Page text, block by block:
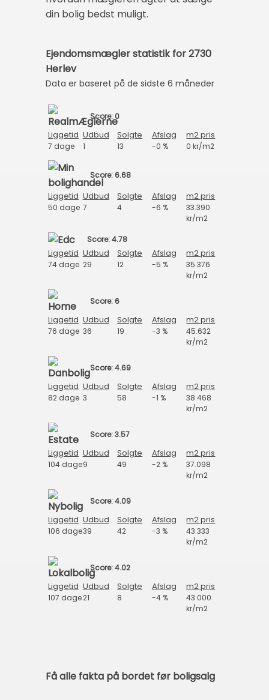
din bolig bedst muligt.
Ejendomsmægler statistik for 2730
Herlev
Data er baseret på de sidste 6 måneder
Score: 0
Liggetid Udbud Solgte Afslag m2 pris
7 dage 1 13 -0 % 0 kr/m2
Score: 6.68
Liggetid Udbud Solgte Afslag m2 pris
50 dage 7 4 -6 %
33.390
kr/m2
Score: 4.78
Liggetid Udbud Solgte Afslag m2 pris
74 dage 29 12 -5 %
35.376
kr/m2
Score: 6
Liggetid Udbud Solgte Afslag m2 pris
76 dage 36 19 -3 %
45.632
kr/m2
Score: 4.69
Liggetid Udbud Solgte Afslag m2 pris
82 dage 3 58 -1 %
38.468
kr/m2
Score: 3.57
Liggetid Udbud Solgte Afslag m2 pris
104 dage9 49 -2 %
37.098
kr/m2
Score: 4.09
Liggetid Udbud Solgte Afslag m2 pris
106 dage39 42 -3 %
43.333
kr/m2
Score: 4.02
Liggetid Udbud Solgte Afslag m2 pris
107 dage21 8 -4 %
43.000
kr/m2
Få alle fakta på bordet før boligsalg